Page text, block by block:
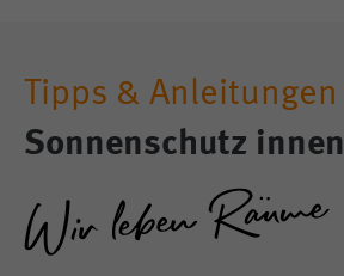
Tipps & Anleitungen
Sonnenschutz innen